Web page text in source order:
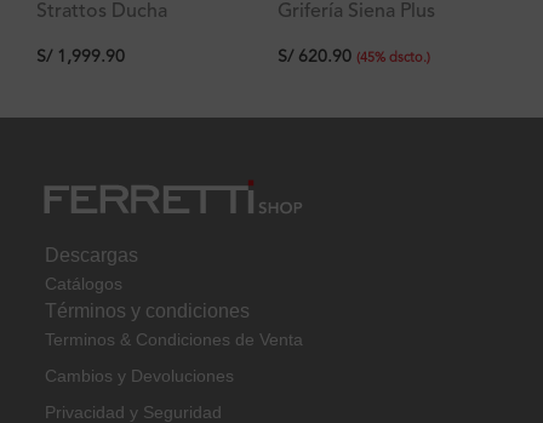
Strattos Ducha
desviador y Ducha de
S/1,999.90
Grifería Siena Plus
S/620.90 (45% dscto.)
Descargas
Catálogos
Términos y condiciones
Terminos & Condiciones de Venta
Cambios y Devoluciones
Privacidad y Seguridad